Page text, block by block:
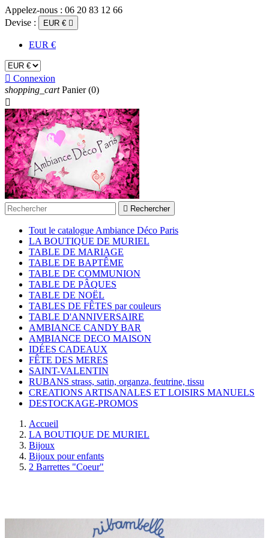
Appelez-nous : 06 20 83 12 66
Devise :
EUR € 
EUR €
 Connexion
shopping_cart Panier (0)

 Rechercher
Tout le catalogue Ambiance Déco Paris
LA BOUTIQUE DE MURIEL
TABLE DE MARIAGE
TABLE DE BAPTÊME
TABLE DE COMMUNION
TABLE DE PÂQUES
TABLE DE NOËL
TABLES DE FÊTES par couleurs
TABLE D'ANNIVERSAIRE
AMBIANCE CANDY BAR
AMBIANCE DECO MAISON
IDÉES CADEAUX
FÊTE DES MERES
SAINT-VALENTIN
RUBANS strass, satin, organza, feutrine, tissu
CREATIONS ARTISANALES ET LOISIRS MANUELS
DESTOCKAGE-PROMOS
Accueil
LA BOUTIQUE DE MURIEL
Bijoux
Bijoux pour enfants
2 Barrettes "Coeur"